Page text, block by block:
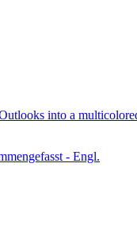
into a
- Engl.